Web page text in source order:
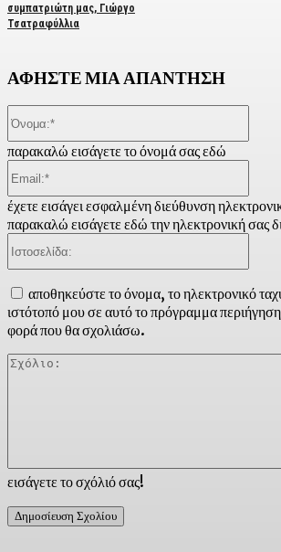
συμπατριώτη μας, Γιώργο
Τσατραφύλλια
ΑΦΗΣΤΕ ΜΙΑ ΑΠΑΝΤΗΣΗ
εισάγετε το σχόλιό σας!
παρακαλώ εισάγετε το όνομά σας εδώ
έχετε εισάγει εσφαλμένη διεύθυνση
παρακαλώ εισάγετε εδώ την ηλεκτρονική σας
αποθηκεύστε το όνομα, το ηλεκτρονικό
ιστότοπό μου σε αυτό το πρόγραμμα
φορά που θα σχολιάσω.